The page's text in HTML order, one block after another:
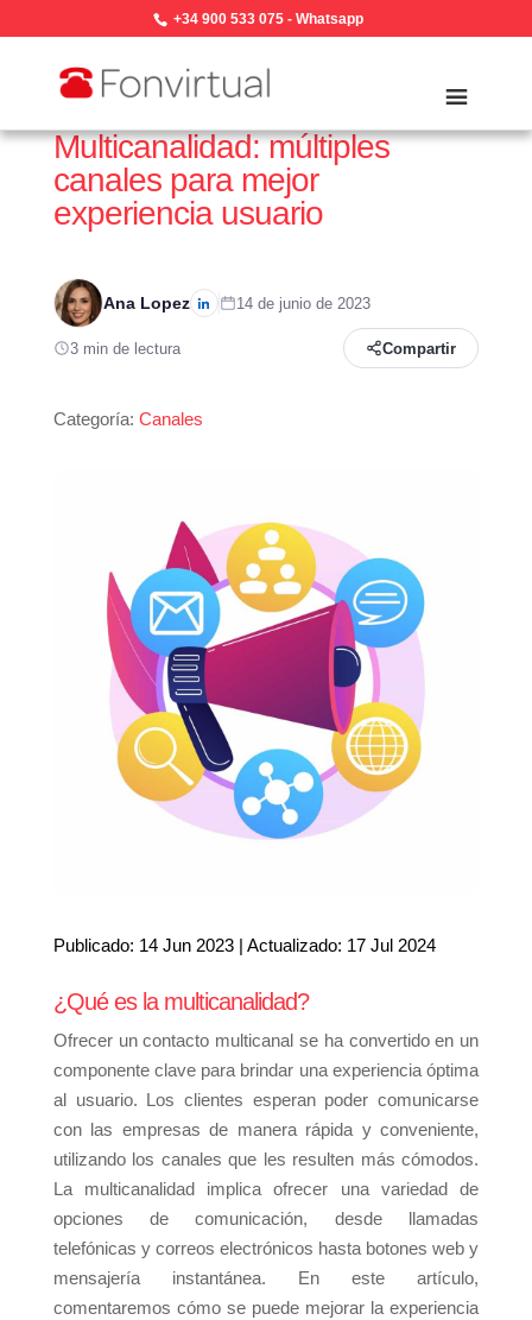
+34 900 533 075- Whatsapp
Multicanalidad: múltiples
canales para mejor
experiencia usuario
Ana Lopez 14 de junio de 2023
3 min de lectura Compartir
Categoría: Canales
Publicado: 14 Jun 2023 | Actualizado: 17 Jul 2024
¿Qué es la multicanalidad?
Ofrecer un contacto multicanal se ha convertido en un
componente clave para brindar una experiencia óptima
al usuario. Los clientes esperan poder comunicarse
con las empresas de manera rápida y conveniente,
utilizando los canales que les resulten más cómodos.
La multicanalidad implica ofrecer una variedad de
opciones de comunicación, desde llamadas
telefónicas y correos electrónicos hasta botones web y
mensajería instantánea. En este artículo,
comentaremos cómo se puede mejorar la experiencia